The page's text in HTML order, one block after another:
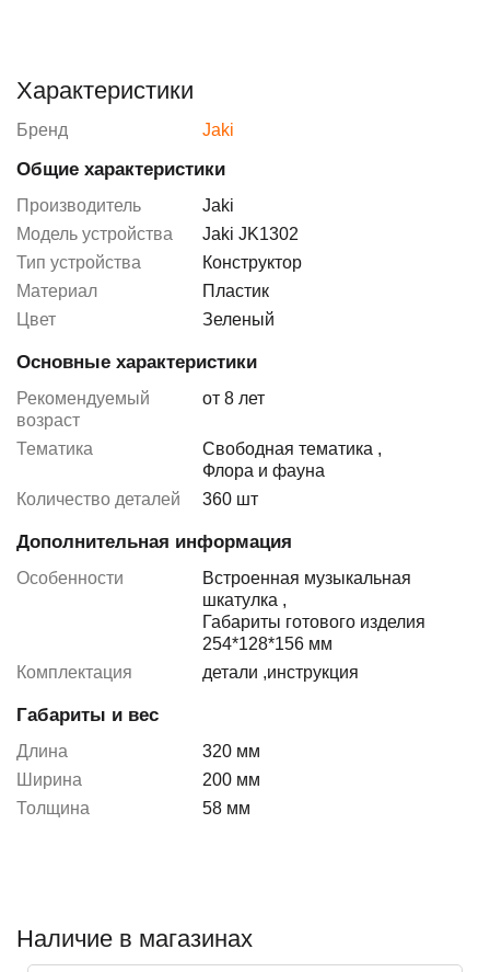
Характеристики
Бренд Jaki
Общие характеристики
Производитель
Jaki
Модель устройства
Jaki JK1302
Тип устройства
Конструктор
Материал
Пластик
Цвет
Зеленый
Основные характеристики
Рекомендуемый
возраст
от 8 лет
Тематика Свободная тематика ,
Флора и фауна
Количество деталей
360 шт
Дополнительная информация
Особенности
Встроенная музыкальная
шкатулка ,
Габариты готового изделия
254*128*156 мм
Комплектация
детали ,инструкция
Габариты и вес
Длина
320 мм
Ширина
200 мм
Толщина
58 мм
Наличие в магазинах